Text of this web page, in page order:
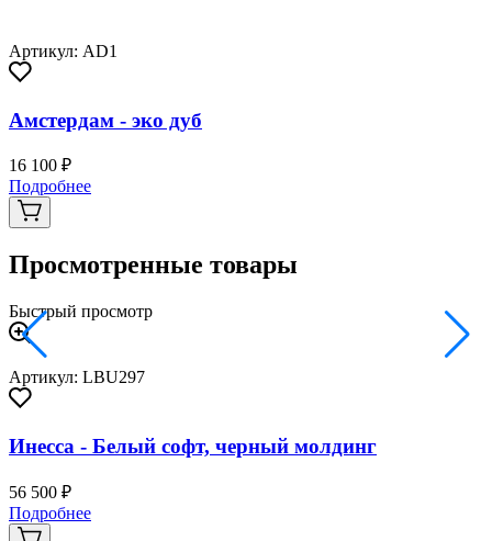
Артикул: AD1
Амстердам - эко дуб
16 100 ₽
Подробнее
Просмотренные товары
Быстрый просмотр
Артикул: LBU297
Инесса - Белый софт, черный молдинг
56 500 ₽
Подробнее